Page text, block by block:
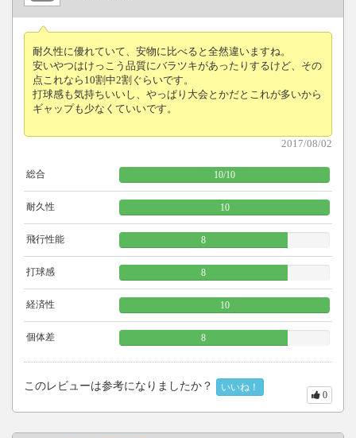
耐久性に優れていて、安物に比べると全然違いますね。
安いやつはけっこう品質にバラツキがあったりするけど、その
点これなら10割中2割ぐらいです。
打球感も気持ちいいし、やっぱり大会とかだとこれが多いから
ギャップも少なくていいです。
2017/08/02
総合 10/10
耐久性 10
飛行性能 8
打球感 8
経済性 10
個体差 8
このレビューは参考になりましたか？ いいね！
0